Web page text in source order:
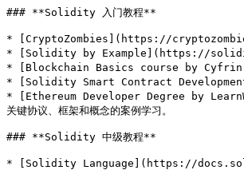
### **Solidity 入门教程**
* [CryptoZombies](https://cryptozombies.io/
* [Solidity by Example](https://solidity-by-
* [Blockchain Basics course by Cyfrin
* [Solidity Smart Contract Development
* [Ethereum Developer Degree by
关键协议、框架和概念的案例学习。
### **Solidity 中级教程**
* [Solidity Language](https://